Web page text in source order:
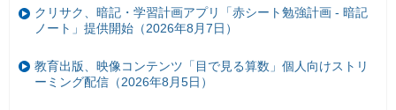
クリサク、暗記・学習計画アプリ「赤シート勉強計画 - 暗記
ノート」提供開始（2026年8月7日）
教育出版、映像コンテンツ「目で見る算数」個人向けストリ
ーミング配信（2026年8月5日）